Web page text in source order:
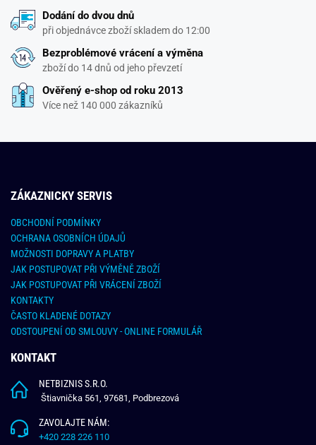
Dodání do dvou dnů
při objednávce zboží skladem do 12:00
Bezproblémové vrácení a výměna
zboží do 14 dnů od jeho převzetí
Ověřený e-shop od roku 2013
Více než 140 000 zákazníků
ZÁKAZNICKY SERVIS
OBCHODNÍ PODMÍNKY
OCHRANA OSOBNÍCH ÚDAJŮ
MOŽNOSTI DOPRAVY A PLATBY
JAK POSTUPOVAT PŘI VÝMĚNĚ ZBOŽÍ
JAK POSTUPOVAT PŘI VRÁCENÍ ZBOŽÍ
KONTAKTY
ČASTO KLADENÉ DOTAZY
ODSTOUPENÍ OD SMLOUVY - ONLINE FORMULÁŘ
KONTAKT
NETBIZNIS S.R.O.
Štiavnička 561, 97681, Podbrezová
ZAVOLAJTE NÁM:
+420 228 226 110